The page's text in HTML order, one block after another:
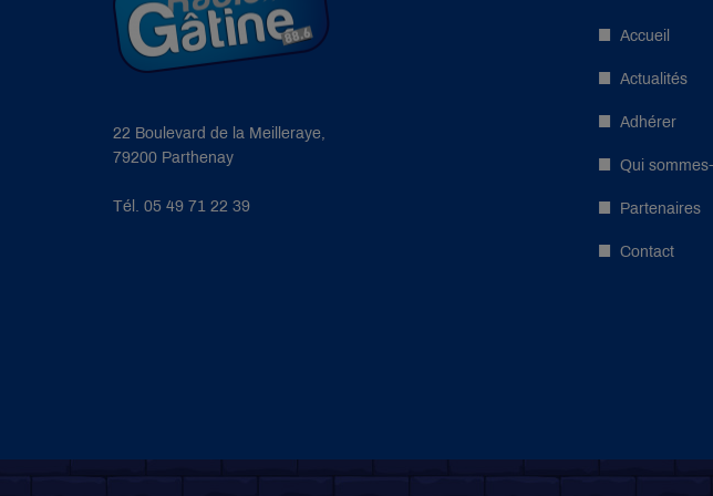
22 Boulevard de la Meilleraye,
79200 Parthenay
Tél. 05 49 71 22 39
Accueil
Actualités
Adhérer
Qui
Partenaires
Contact